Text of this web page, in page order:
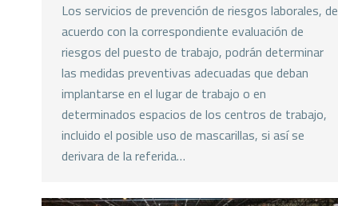
Los servicios de prevención de riesgos laborales, de
acuerdo con la correspondiente evaluación de
riesgos del puesto de trabajo, podrán determinar
las medidas preventivas adecuadas que deban
implantarse en el lugar de trabajo o en
determinados espacios de los centros de trabajo,
incluido el posible uso de mascarillas, si así se
derivara de la referida…